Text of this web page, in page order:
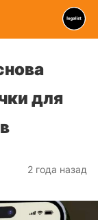
для
2 года назад